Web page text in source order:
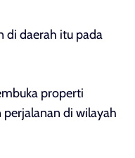
di daerah itu pada
properti
di wilayah